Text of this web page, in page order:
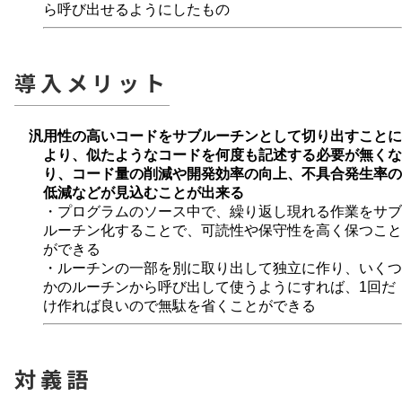
ら呼び出せるようにしたもの
導入メリット
汎用性の高いコードをサブルーチンとして切り出すことに
より、似たようなコードを何度も記述する必要が無くな
り、コード量の削減や開発効率の向上、不具合発生率の
低減などが見込むことが出来る
・プログラムのソース中で、繰り返し現れる作業をサブ
ルーチン化することで、可読性や保守性を高く保つこと
ができる
・ルーチンの一部を別に取り出して独立に作り、いくつ
かのルーチンから呼び出して使うようにすれば、1回だ
け作れば良いので無駄を省くことができる
対義語